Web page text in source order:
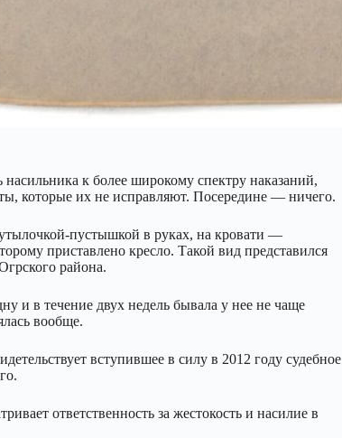
к более широкому спектру наказаний,
которые их не исправляют. Посередине — ничего.
пустышкой в руках, на кровати —
приставлено кресло. Такой вид представился
района.
и в течение двух недель бывала у нее не чаще
вообще.
вступившее в силу в 2012 году судебное
ответственность за жестокость и насилие в